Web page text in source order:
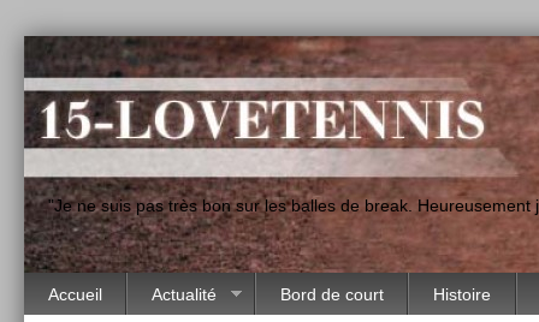
"Je ne suis pas très bon sur les balles de break.
Accueil Actualité Bord de court Histoire